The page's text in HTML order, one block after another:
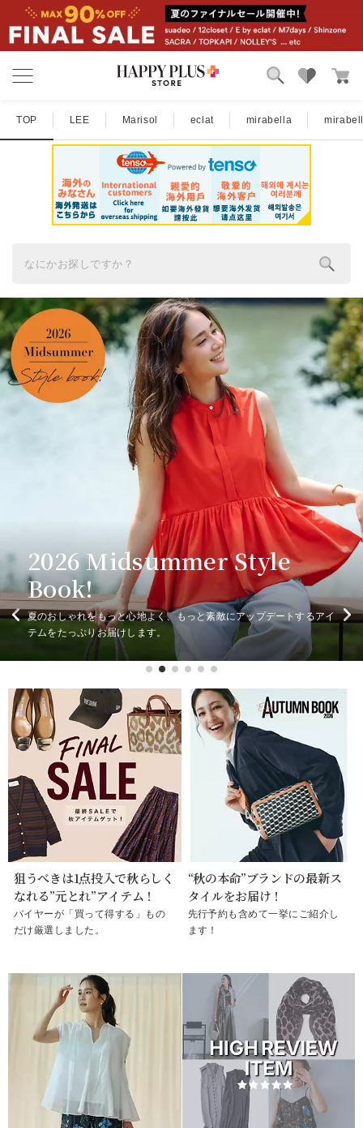
カテゴリ
雑誌掲載アイテム
特集
TOP LEE Marisol eclat mirabella
今こそ更新！ トレンド夏小物
HPSが厳選したおしゃれで機能的な小物たちが大集合！
2026秋冬の先行予約会開催
中！
大人のスタイルを品よく更新する新作が揃う先行予約会を開催！いま
なら早得キャンペーンで、対象商品が期間限定10％OFF。
2026 Midsummer Style
Book!
夏のおしゃれをもっと心地よく、もっと素敵にアップデートするアイ
テムをたっぷりお届けします。
夏の快適「ちょい甘ワンピ」
＆「地味モードワンピ」厳選
１０Style
シンプルなのに洗練見えする「地味モードワンピ」も、着るだけで気
分が華やぐ「ちょい甘ワンピ」も、どちらも夏の主役です！
真夏のブラウンコーデ
ヒット確実のブラウンアイテムを主役にした、この夏の洗練コーデを
ご提案します。
大人のTシャツは、白・黒・
グレーがあればいい！
フォルムや肌ざわりにもこだわった、大人に似合う旬なTシャツを厳
選しました。
今こそ更新！ トレンド夏小物
HPSが厳選したおしゃれで機能的な小物たちが大集合！
2026秋冬の先行予約会開催
中！
大人のスタイルを品よく更新する新作が揃う先行予約会を開催！いま
なら早得キャンペーンで、対象商品が期間限定10％OFF。
狙うべきは1点投入で秋らしく
なれる”元とれ”アイテム！
バイヤーが「買って得する」もの
だけ厳選しました。
“秋の本命”ブランドの最新ス
タイルをお届け！
先行予約も含めて一挙にご紹介し
ます！